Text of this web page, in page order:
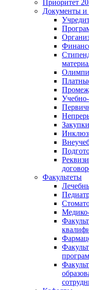
Приоритет
Документы и
Учебно-
Закупки
Факультеты